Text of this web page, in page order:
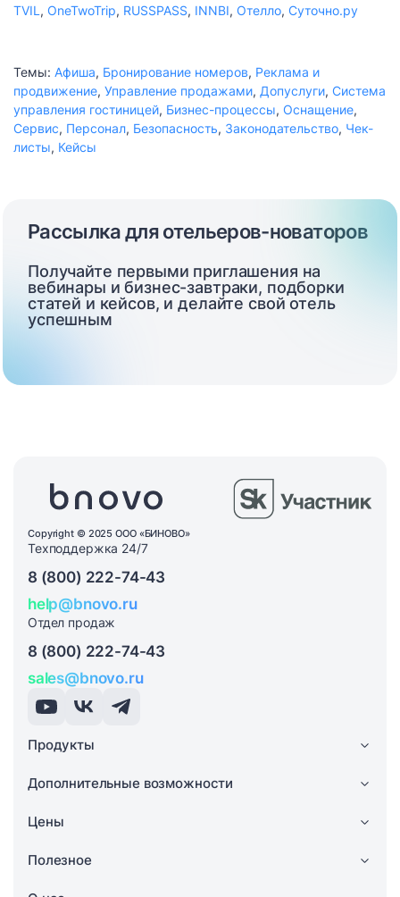
TVIL , OneTwoTrip, RUSSPASS, INNBI, Отелло, Суточно.ру
Темы: Афиша, Бронирование номеров, Реклама и
продвижение, Управление продажами, Допуслуги, Система
управления гостиницей, Бизнес-процессы, Оснащение,
Сервис, Персонал, Безопасность, Законодательство, Чек-
листы, Кейсы
Рассылка для отельеров-новаторов
Получайте первыми приглашения на
вебинары и бизнес-завтраки, подборки
статей и кейсов, и делайте свой отель
успешным
Copyright © 2025 ООО «БИНОВО»
Техподдержка 24/7
8 (800) 222-74-43
help@bnovo.ru
Отдел продаж
8 (800) 222-74-43
sales@bnovo.ru
Продукты
Дополнительные возможности
Цены
Полезное